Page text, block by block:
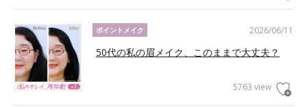
2026/06/11
ポイントメイク
50代の私の眉メイク、このままで大丈夫？
5763 view